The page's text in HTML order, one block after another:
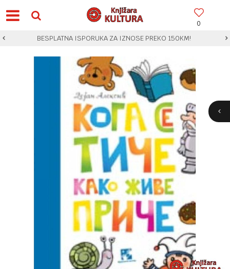
0
BESPLATNA ISPORUKA ZA IZNOSE PREKO 150KM!